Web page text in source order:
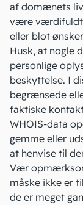
af domænets
være
eller blot
Husk, at nogle
personlige
beskyttelse. I
begrænsede
faktiske
WHOIS-data
gemme eller
at henvise til
Vær
måske ikke er
de er meget